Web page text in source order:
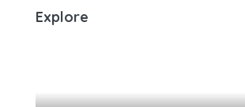
Explore